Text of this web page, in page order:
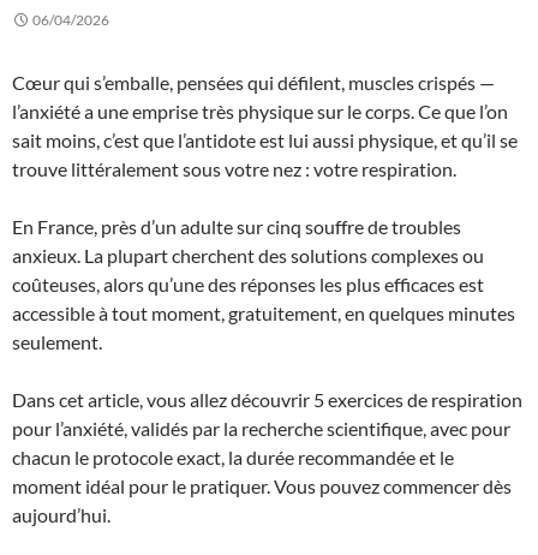
06/04/2026
Cœur qui s’emballe, pensées qui défilent, muscles crispés —
l’anxiété a une emprise très physique sur le corps. Ce que l’on
sait moins, c’est que l’antidote est lui aussi physique, et qu’il se
trouve littéralement sous votre nez : votre respiration.
En France, près d’un adulte sur cinq souffre de troubles
anxieux. La plupart cherchent des solutions complexes ou
coûteuses, alors qu’une des réponses les plus efficaces est
accessible à tout moment, gratuitement, en quelques minutes
seulement.
Dans cet article, vous allez découvrir 5 exercices de respiration
pour l’anxiété, validés par la recherche scientifique, avec pour
chacun le protocole exact, la durée recommandée et le
moment idéal pour le pratiquer. Vous pouvez commencer dès
aujourd’hui.